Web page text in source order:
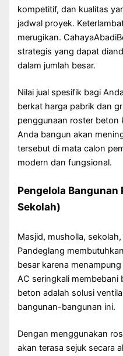
kompetitif, dan kualitas
jadwal proyek.
merugikan.
strategis yang dapat
dalam jumlah besar.
Nilai jual spesifik bagi
berkat harga pabrik dan
penggunaan roster beton
Anda bangun akan
tersebut di mata calon
modern dan fungsional.
Pengelola Bangunan
Sekolah)
Masjid, musholla,
Pandeglang
besar karena
AC seringkali membebani
beton adalah solusi
bangunan-bangunan ini.
Dengan menggunakan
akan terasa sejuk secara